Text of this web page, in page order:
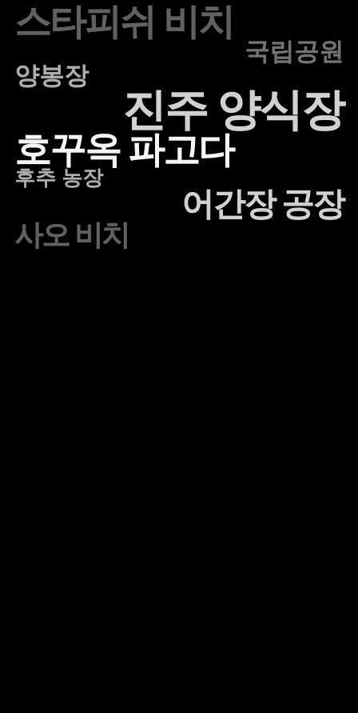
스타피쉬 비치
국립공원
양봉장
진주 양식장
호꾸옥 파고다
후추 농장
어간장 공장
사오 비치